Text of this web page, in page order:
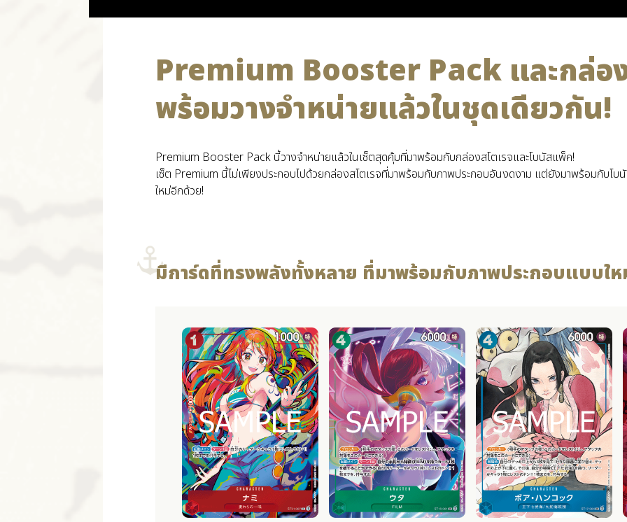
Premium Booster Pack และกล่อง
พร้อมวางจำหน่ายแล้วในชุดเดียวกัน!
Premium Booster Pack นี้วางจำหน่ายแล้วในเซ็ตสุดคุ้มที่มาพร้อมกับกล่องสโตเรจและโบนัสแพ็ค!
เซ็ต Premium นี้ไม่เพียงประกอบไปด้วยกล่องสโตเรจที่มาพร้อมกับภาพประกอบอันงดงาม แต่ยังมาพร้อมกับโ
ใหม่อีกด้วย!
มีการ์ดที่ทรงพลังทั้งหลาย ที่มาพร้อมกับภาพประกอบแบบใ